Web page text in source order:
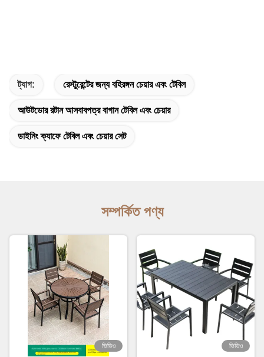
ট্যাগ: রেস্টুরেন্টের জন্য বহিরঙ্গন চেয়ার এবং টেবিল
আউটডোর রটান আসবাবপত্র বাগান টেবিল এবং চেয়ার
ডাইনিং ক্যাফে টেবিল এবং চেয়ার সেট
সম্পর্কিত পণ্য
ভিডিও ভিডিও